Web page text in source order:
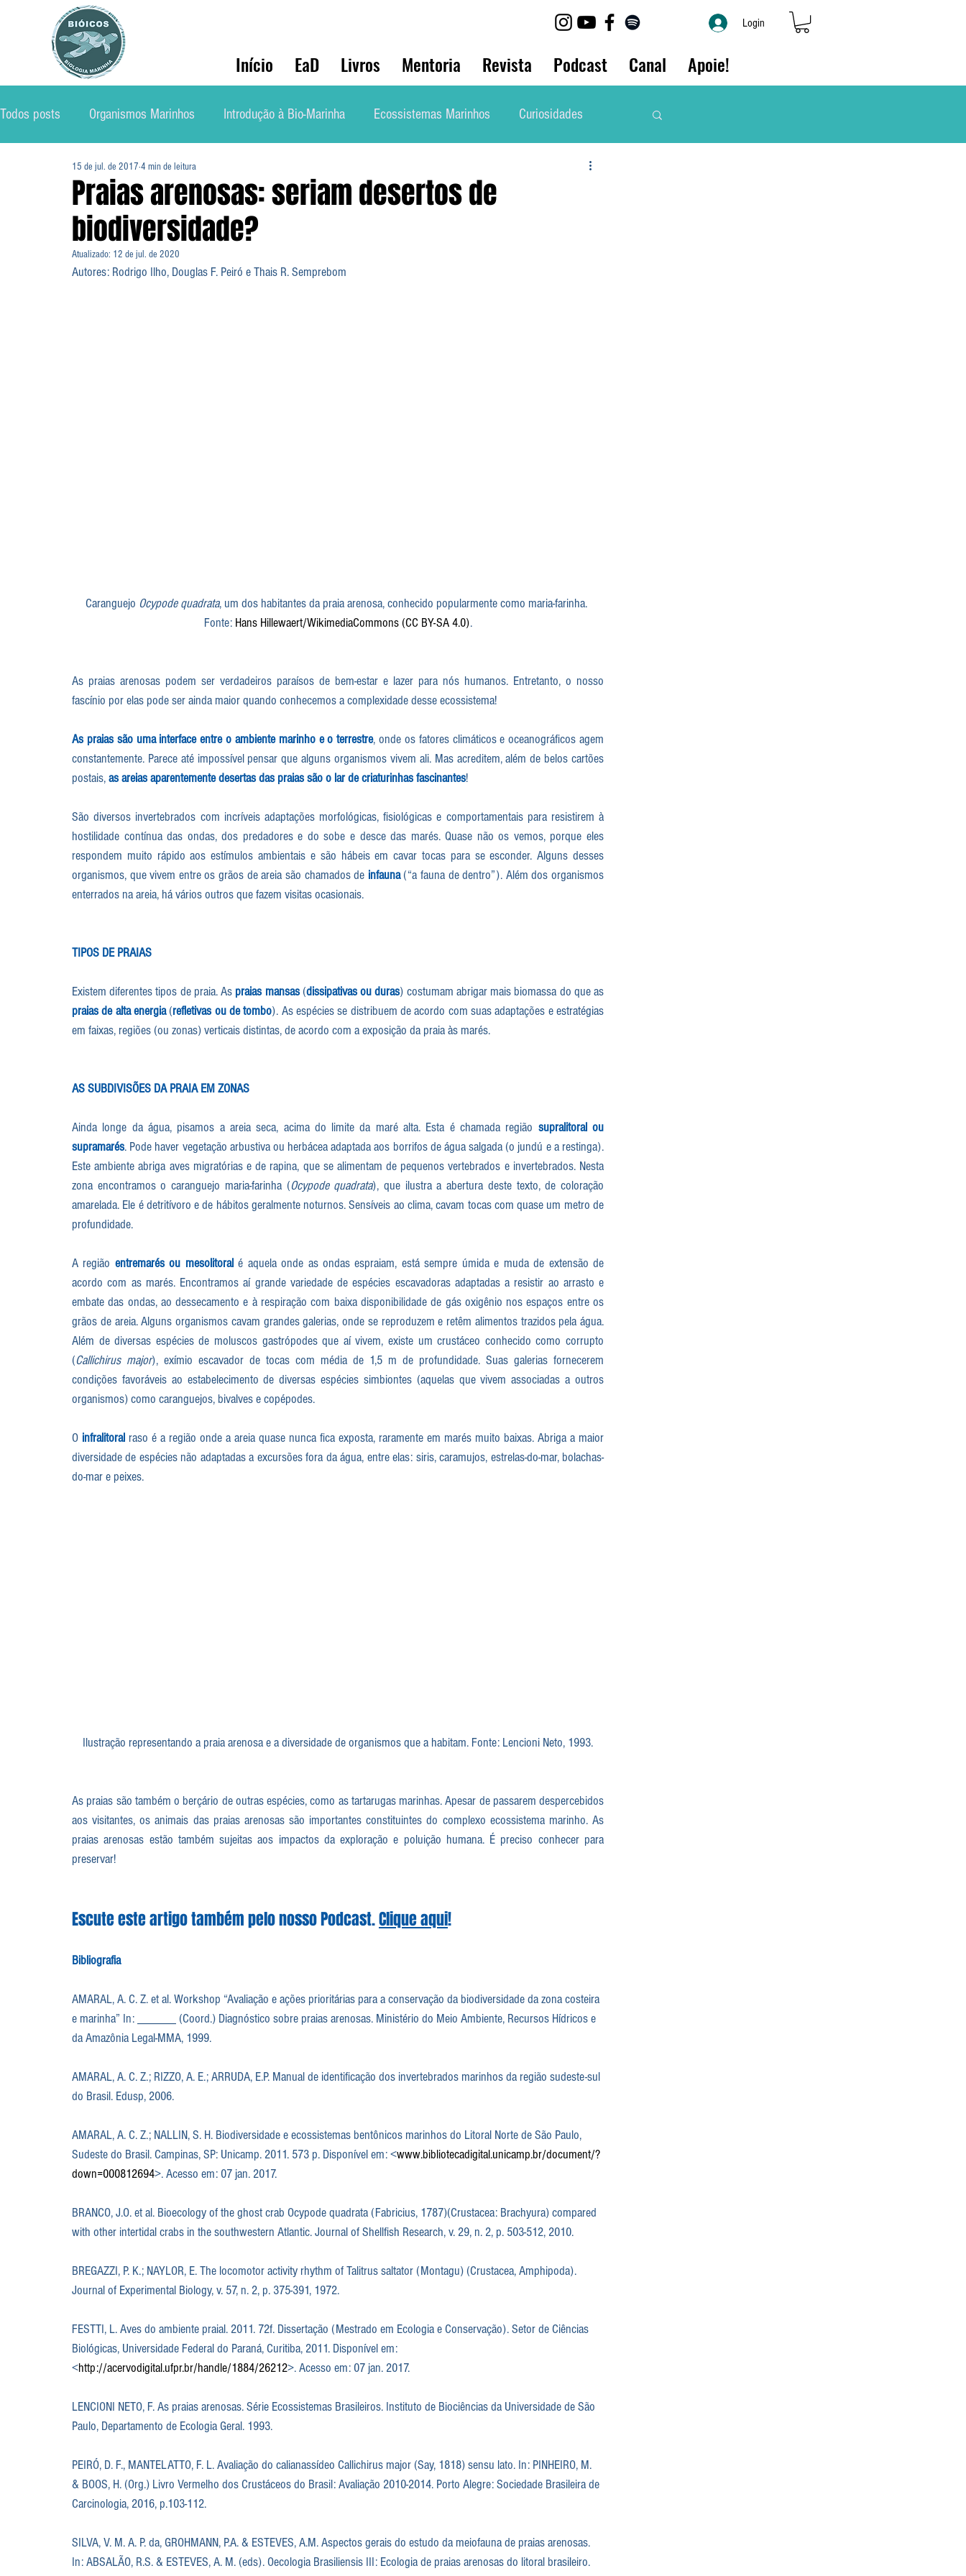
Login
Início EaD Livros Mentoria Revista Podcast Canal Apoie!
Todos posts Organismos Marinhos Introdução à Bio-Marinha Ecossistemas Marinhos Curiosidades
Conservação Ecologia Marinha
Soluções Ambientais Marinhas Biólog@s Marinh@s
Praias arenosas: seriam desertos de
biodiversidade?
15 de jul. de 2017 4 min de leitura
Atualizado: 12 de jul. de 2020
Autores: Rodrigo Ilho, Douglas F. Peiró e Thais R. Semprebom
Caranguejo Ocypode quadrata, um dos habitantes da praia arenosa, conhecido popularmente como maria-farinha.
Fonte: Hans Hillewaert/WikimediaCommons (CC BY-SA 4.0).
As praias arenosas podem ser verdadeiros paraísos de bem-estar e lazer para nós humanos. Entretanto, o nosso
fascínio por elas pode ser ainda maior quando conhecemos a complexidade desse ecossistema!
As praias são uma interface entre o ambiente marinho e o terrestre, onde os fatores climáticos e oceanográficos agem
constantemente. Parece até impossível pensar que alguns organismos vivem ali. Mas acreditem, além de belos cartões
postais, as areias aparentemente desertas das praias são o lar de criaturinhas fascinantes!
São diversos invertebrados com incríveis adaptações morfológicas, fisiológicas e comportamentais para resistirem à
hostilidade contínua das ondas, dos predadores e do sobe e desce das marés. Quase não os vemos, porque eles
respondem muito rápido aos estímulos ambientais e são hábeis em cavar tocas para se esconder. Alguns desses
organismos, que vivem entre os grãos de areia são chamados de infauna (“a fauna de dentro”). Além dos organismos
enterrados na areia, há vários outros que fazem visitas ocasionais.
TIPOS DE PRAIAS
Existem diferentes tipos de praia. As praias mansas (dissipativas ou duras
praias de alta energia (refletivas ou de tombo). As espécies se distribuem de acordo com suas adaptações e estratégias
em faixas, regiões (ou zonas) verticais distintas, de acordo com a exposição da praia às marés.
AS SUBDIVISÕES DA PRAIA EM ZONAS
Ainda longe da água, pisamos a areia seca, acima do limite da maré alta. Esta é chamada região supralitoral ou
supramarés. Pode haver vegetação arbustiva ou herbácea adaptada aos borrifos de água salgada (o jundú e a restinga).
Este ambiente abriga aves migratórias e de rapina, que se alimentam de pequenos vertebrados e invertebrados. Nesta
zona encontramos o caranguejo maria-farinha (Ocypode quadrata), que ilustra a abertura deste texto, de coloração
amarelada. Ele é detritívoro e de hábitos geralmente noturnos. Sensíveis ao clima, cavam tocas com quase um metro de
profundidade.
A região entremarés ou mesolitoral é aquela onde as ondas espraiam, está sempre úmida e muda de extensão de
acordo com as marés. Encontramos aí grande variedade de espécies escavadoras adaptadas a resistir ao arrasto e
embate das ondas, ao dessecamento e à respiração com baixa disponibilidade de gás oxigênio nos espaços entre os
grãos de areia. Alguns organismos cavam grandes galerias, onde se reproduzem e retêm alimentos trazidos pela água.
Além de diversas espécies de moluscos gastrópodes que aí vivem, existe um crustáceo conhecido como corrupto
(Callichirus major), exímio escavador de tocas com média de 1,5 m de profundidade. Suas galerias fornecerem
condições favoráveis ao estabelecimento de diversas espécies simbiontes (aquelas que vivem associadas a outros
organismos) como caranguejos, bivalves e copépodes.
O infralitoral raso é a região onde a areia quase nunca fica exposta, raramente em marés muito baixas. Abriga a maior
diversidade de espécies não adaptadas a excursões fora da água, entre elas: siris, caramujos, estrelas-do-mar, bolachas-
do-mar e peixes.
Ilustração representando a praia arenosa e a diversidade de organismos que a habitam. Fonte: Lencioni Neto, 1993.
As praias são também o berçário de outras espécies, como as tartarugas marinhas. Apesar de passarem despercebidos
aos visitantes, os animais das praias arenosas são importantes constituintes do complexo ecossistema marinho. As
praias arenosas estão também sujeitas aos impactos da exploração e poluição humana. É preciso conhecer para
preservar!
Escute este artigo também pelo nosso Podcast. Clique aqui!
Bibliografia
AMARAL, A. C. Z. et al. Workshop “Avaliação e ações prioritárias para a conservação da biodiversidade da zona costeira
e marinha” In: ______ (Coord.) Diagnóstico sobre praias arenosas. Ministério do Meio Ambiente, Recursos Hídricos e
da Amazônia Legal-MMA, 1999.
AMARAL, A. C. Z.; RIZZO, A. E.; ARRUDA, E.P. Manual de identificação dos invertebrados marinhos da região sudeste-sul
do Brasil. Edusp, 2006.
AMARAL, A. C. Z.; NALLIN, S. H. Biodiversidade e ecossistemas bentônicos marinhos do Litoral Norte de São Paulo,
Sudeste do Brasil. Campinas, SP: Unicamp. 2011. 573 p. Disponível em: <www.bibliotecadigital.unicamp.br/document/?
down=000812694>. Acesso em: 07 jan. 2017.
BRANCO, J.O. et al. Bioecology of the ghost crab Ocypode quadrata (Fabricius, 1787)(Crustacea: Brachyura) compared
with other intertidal crabs in the southwestern Atlantic. Journal of Shellfish Research, v. 29, n. 2, p. 503-512, 2010.
BREGAZZI, P. K.; NAYLOR, E. The locomotor activity rhythm of Talitrus saltator (Montagu) (Crustacea, Amphipoda).
Journal of Experimental Biology, v. 57, n. 2, p. 375-391, 1972.
FESTTI, L. Aves do ambiente praial. 2011. 72f. Dissertação (Mestrado em Ecologia e Conservação). Setor de Ciências
Biológicas, Universidade Federal do Paraná, Curitiba, 2011. Disponível em:
<http://acervodigital.ufpr.br/handle/1884/26212>. Acesso em: 07 jan. 2017.
LENCIONI NETO, F. As praias arenosas. Série Ecossistemas Brasileiros. Instituto de Biociências da Universidade de São
Paulo, Departamento de Ecologia Geral. 1993.
PEIRÓ, D. F., MANTELATTO, F. L. Avaliação do calianassídeo Callichirus major (Say, 1818) sensu lato. In: PINHEIRO, M.
& BOOS, H. (Org.) Livro Vermelho dos Crustáceos do Brasil: Avaliação 2010-2014. Porto Alegre: Sociedade Brasileira de
Carcinologia, 2016, p.103-112.
SILVA, V. M. A. P. da, GROHMANN, P.A. & ESTEVES, A.M. Aspectos gerais do estudo da meiofauna de praias arenosas.
In: ABSALÃO, R.S. & ESTEVES, A. M. (eds). Oecologia Brasiliensis III: Ecologia de praias arenosas do litoral brasileiro.